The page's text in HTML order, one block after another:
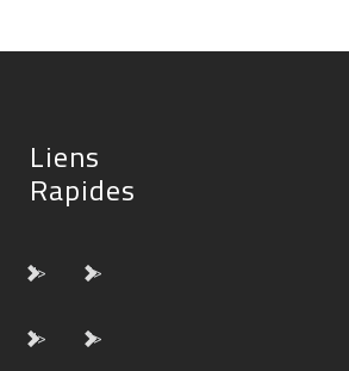
Liens
Rapides
"> ">
"> ">